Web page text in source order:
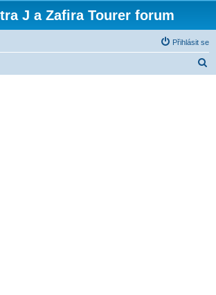
J a Zafira Tourer forum
Přihlásit se